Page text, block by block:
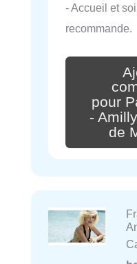
- Accueil et
recommande.
pour
-
de